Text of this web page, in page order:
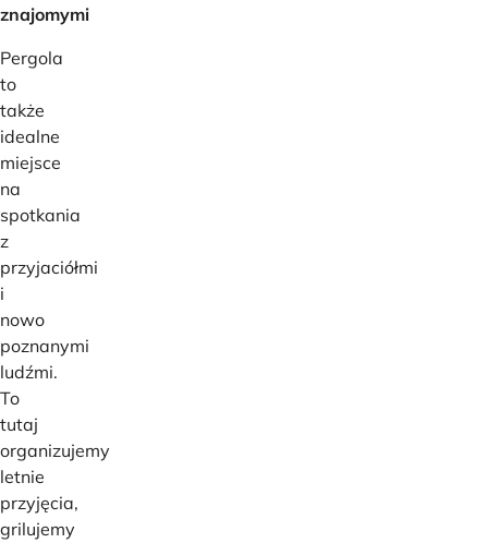
znajomymi
Pergola
to
także
idealne
miejsce
na
spotkania
z
przyjaciółmi
i
nowo
poznanymi
ludźmi.
To
tutaj
organizujemy
letnie
przyjęcia,
grilujemy